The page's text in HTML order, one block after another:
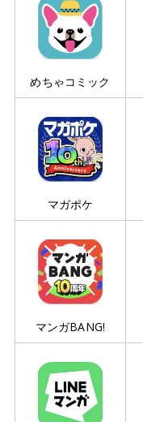
めちゃコミック
マガポケ
マンガBANG!